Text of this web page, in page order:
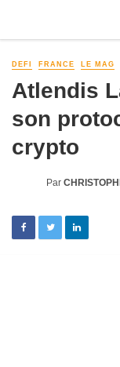
DEFI FRANCE LE MAG
Atlendis
son
crypto
Par